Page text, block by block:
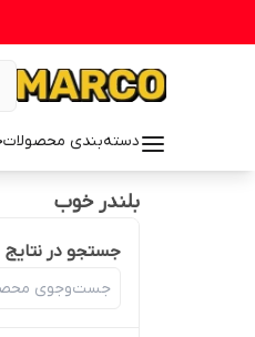
دسته‌بندی محصولات
بلندر خوب
جستجو در نتایج